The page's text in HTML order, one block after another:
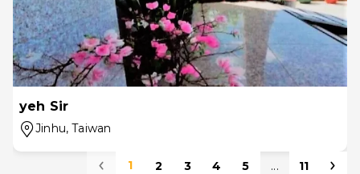
yeh Sir
Jinhu, Taiwan
1 2 3 4 5 ... 11